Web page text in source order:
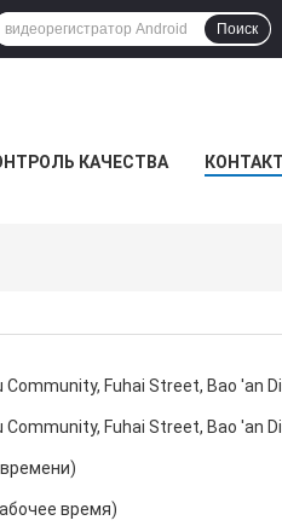
Поиск
КАЧЕСТВА
Community, Fuhai Street, Bao 'an
Community, Fuhai Street, Bao 'an
время)